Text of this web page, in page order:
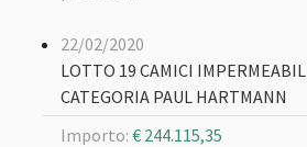
22/02/2020
LOTTO 19 CAMICI
CATEGORIA PAUL HARTMANN
Importo: € 244.115,35